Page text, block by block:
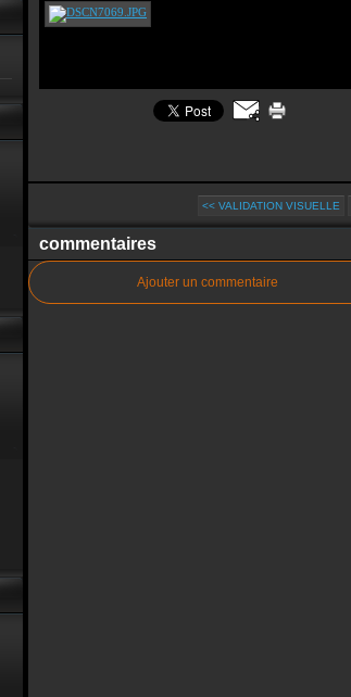
<< VALIDATION VISUELLE
commentaires
Ajouter un commentaire